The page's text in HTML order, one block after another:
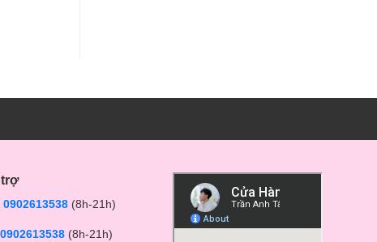
0902613538 (8h-21h)
0902613538 (8h-21h)